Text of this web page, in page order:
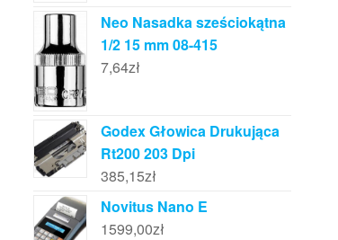
Neo Nasadka sześciokątna
1/2 15 mm 08-415
7,64zł
Godex Głowica Drukująca
Rt200 203 Dpi
385,15zł
Novitus Nano E
1599,00zł